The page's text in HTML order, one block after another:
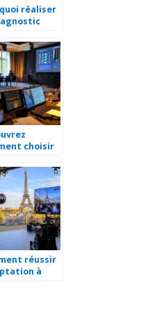
réaliser
pour
sécurité
choisir
sur-
réussir
à